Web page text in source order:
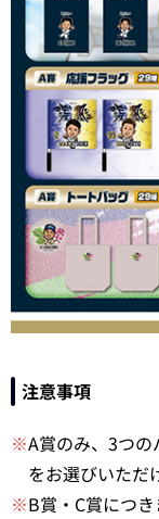
注意事項
※A賞のみ、3つ
をお選びいただ
※B賞・C賞につ